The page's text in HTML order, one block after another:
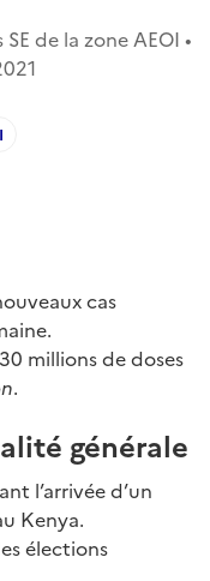
de la zone AEOI •
cas
millions de doses
.
générale
l’arrivée d’un
Kenya.
élections